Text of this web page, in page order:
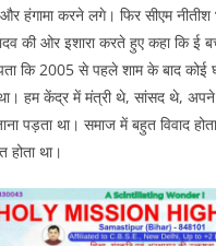
हंगामा करने लगे। फिर सीएम नीतीश
की ओर इशारा करते हुए कहा कि ई
कि 2005 से पहले शाम के बाद कोई
हम केंद्र में मंत्री थे, सांसद थे,
पड़ता था। समाज में बहुत विवाद
होता था।